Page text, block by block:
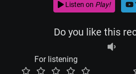
Listen on Play!
Do you like this
For listening